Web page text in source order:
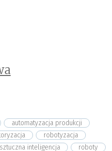
automatyzacja produkcji
robotyzacja
sztuczna inteligencja
roboty